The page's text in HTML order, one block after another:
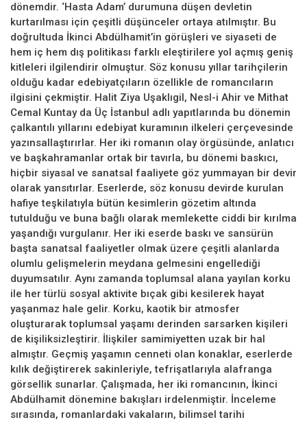
dönemdir. ‘Hasta Adam’ durumuna düşen devletin
kurtarılması için çeşitli düşünceler ortaya atılmıştır. Bu
doğrultuda İkinci Abdülhamit’in görüşleri ve siyaseti de
hem iç hem dış politikası farklı eleştirilere yol açmış geniş
kitleleri ilgilendirir olmuştur. Söz konusu yıllar tarihçilerin
olduğu kadar edebiyatçıların özellikle de romancıların
ilgisini çekmiştir. Halit Ziya Uşaklıgil, Nesl-i Ahir ve Mithat
Cemal Kuntay da Üç İstanbul adlı yapıtlarında bu dönemin
çalkantılı yıllarını edebiyat kuramının ilkeleri çerçevesinde
yazınsallaştırırlar. Her iki romanın olay örgüsünde, anlatıcı
ve başkahramanlar ortak bir tavırla, bu dönemi baskıcı,
hiçbir siyasal ve sanatsal faaliyete göz yummayan bir devir
olarak yansıtırlar. Eserlerde, söz konusu devirde kurulan
hafiye teşkilatıyla bütün kesimlerin gözetim altında
tutulduğu ve buna bağlı olarak memlekette ciddi bir kırılma
yaşandığı vurgulanır. Her iki eserde baskı ve sansürün
başta sanatsal faaliyetler olmak üzere çeşitli alanlarda
olumlu gelişmelerin meydana gelmesini engellediği
duyumsatılır. Aynı zamanda toplumsal alana yayılan korku
ile her türlü sosyal aktivite bıçak gibi kesilerek hayat
yaşanmaz hale gelir. Korku, kaotik bir atmosfer
oluşturarak toplumsal yaşamı derinden sarsarken kişileri
de kişiliksizleştirir. İlişkiler samimiyetten uzak bir hal
almıştır. Geçmiş yaşamın cenneti olan konaklar, eserlerde
kılık değiştirerek sakinleriyle, tefrişatlarıyla alafranga
görsellik sunarlar. Çalışmada, her iki romancının, İkinci
Abdülhamit dönemine bakışları irdelenmiştir. İnceleme
sırasında, romanlardaki vakaların, bilimsel tarihi